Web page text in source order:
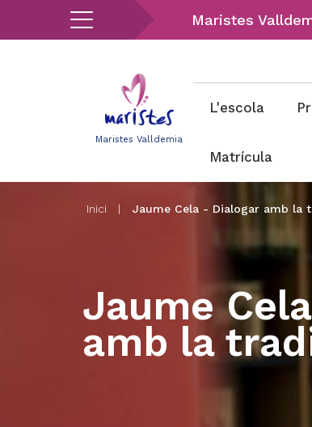
Maristes
Maristes Valldemia
Menu
L'escola
Matrícula
Inici | Jaume Cela - Dialogar amb la
Jaume
amb la